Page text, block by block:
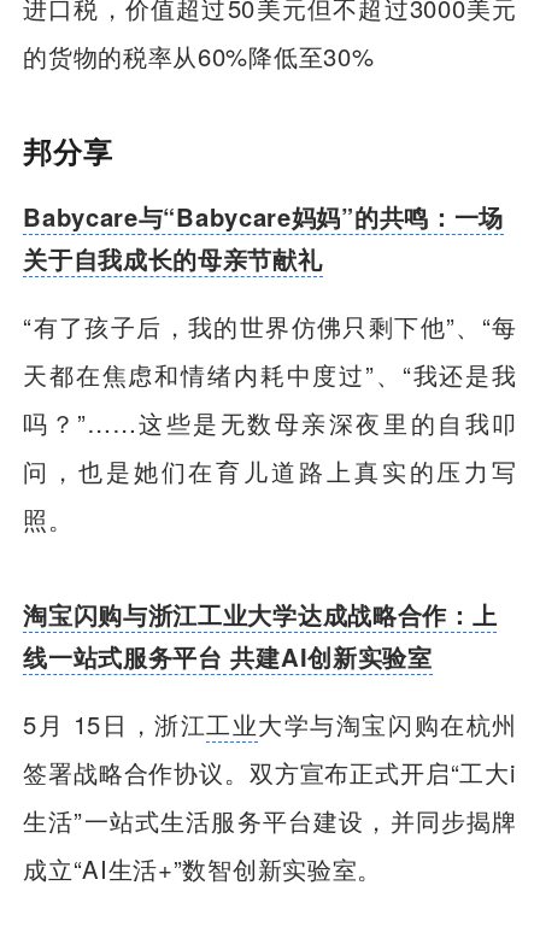
进口税，价值超过50美元但不超过3000美元
的货物的税率从60%降低至30%
邦分享
Babycare与“Babycare妈妈”的共鸣：一场
关于自我成长的母亲节献礼
“有了孩子后，我的世界仿佛只剩下他”、“每
天都在焦虑和情绪内耗中度过”、“我还是我
吗？”……这些是无数母亲深夜里的自我叩
问，也是她们在育儿道路上真实的压力写
照。
淘宝闪购与浙江工业大学达成战略合作：上
线一站式服务平台 共建AI创新实验室
5月 15日，浙江工业大学与淘宝闪购在杭州
签署战略合作协议。双方宣布正式开启“工大i
生活”一站式生活服务平台建设，并同步揭牌
成立“AI生活+”数智创新实验室。